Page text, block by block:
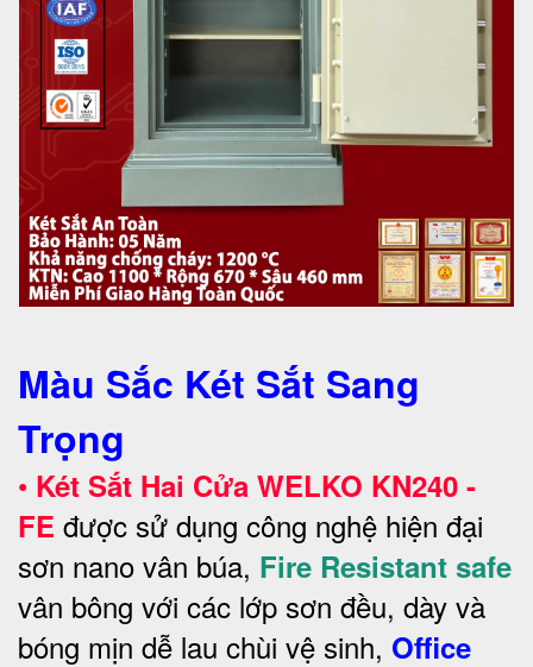
Màu Sắc Két Sắt Sang
Trọng
• Két Sắt Hai Cửa WELKO KN240 -
FE được sử dụng công nghệ hiện đại
sơn nano vân búa, Fire Resistant safe
vân bông với các lớp sơn đều, dày và
bóng mịn dễ lau chùi vệ sinh, Office